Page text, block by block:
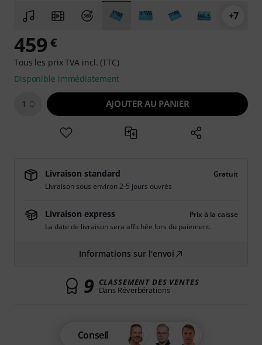
+7
459 €
Tous les prix TVA incl. (TTC)
Disponible immédiatement
1 AJOUTER AU PANIER
Livraison standard
Gratuit
Livraison sous environ 2-5 jours ouvrés
Livraison express
Prix à la caisse
La date de livraison sera affichée lors du paiement.
Informations sur l'envoi
9 CLASSEMENT DES VENTES
Dans Réverbérations
Conseil